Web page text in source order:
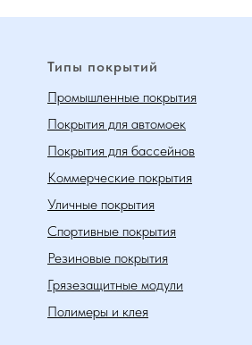
Типы покрытий
Промышленные покрытия
Покрытия для автомоек
Покрытия для бассейнов
Коммерческие покрытия
Уличные покрытия
Спортивные покрытия
Резиновые покрытия
Грязезащитные модули
Полимеры и клея